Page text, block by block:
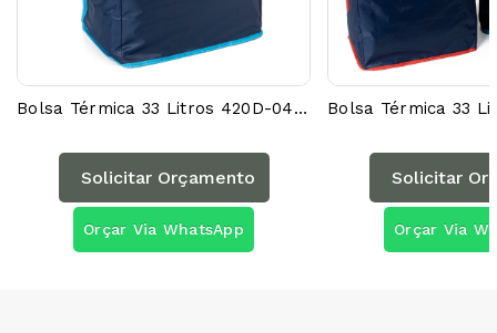
Bolsa Térmica 33 Litros 420D-04044AG
Solicitar Orçamento
Orçar Via WhatsApp
Solicitar
Orçar Via